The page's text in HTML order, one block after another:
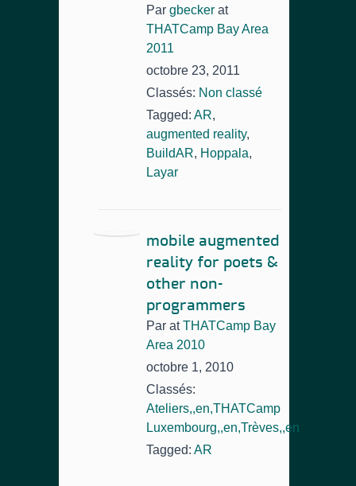
Par gbecker at
THATCamp Bay Area
2011
octobre 23, 2011
Classés: Non classé
Tagged: AR,
augmented reality,
BuildAR, Hoppala,
Layar
mobile augmented
reality for poets &
other non-
programmers
Par atTHATCamp Bay
Area 2010
octobre 1, 2010
Classés:
Ateliers,,en,THATCamp
Luxembourg,,en,Trèves,,en
Tagged: AR